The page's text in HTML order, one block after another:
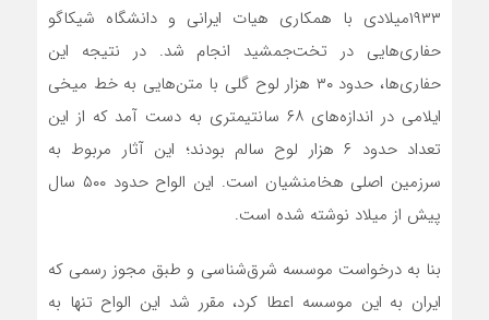
۱۹۳۳میلادی با همکاری هیات ایرانی و دانشگاه شیکاگو
حفاری‌هایی در تخت‌جمشید انجام شد. در نتیجه این
حفاری‌ها، حدود ۳۰ هزار لوح گلی با متن‌هایی به خط میخی
ایلامی در اندا‎زه‌های ۶۸ سانتیمتری به دست آمد که از این
تعداد حدود ۶ هزار لوح سالم بودند؛ این آثار مربوط به
سرزمین اصلی هخامنشیان است. این الواح حدود ۵۰۰ سال
پیش از میلاد نوشته شده است.
بنا به درخواست موسسه شرق‌شناسی و طبق مجوز رسمی که
ایران به این موسسه اعطا کرد، مقرر شد این الواح تنها به